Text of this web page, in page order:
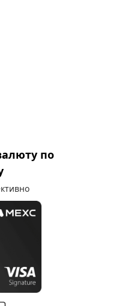
по